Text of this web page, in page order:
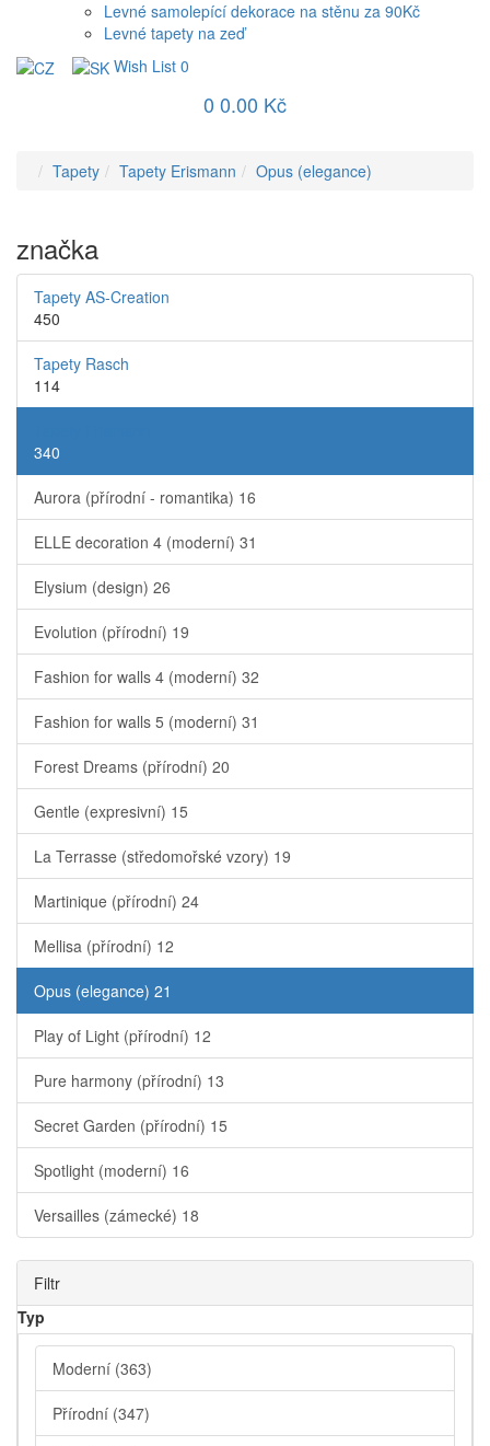
Levné samolepící dekorace na stěnu za 90Kč
Levné tapety na zeď
Wish List 0
0 0.00 Kč
Tapety Tapety Erismann Opus (elegance)
značka
Tapety AS-Creation
450
Tapety Rasch
114
340
Aurora (přírodní - romantika) 16
ELLE decoration 4 (moderní) 31
Elysium (design) 26
Evolution (přírodní) 19
Fashion for walls 4 (moderní) 32
Fashion for walls 5 (moderní) 31
Forest Dreams (přírodní) 20
Gentle (expresivní) 15
La Terrasse (středomořské vzory) 19
Martinique (přírodní) 24
Mellisa (přírodní) 12
Opus (elegance) 21
Play of Light (přírodní) 12
Pure harmony (přírodní) 13
Secret Garden (přírodní) 15
Spotlight (moderní) 16
Versailles (zámecké) 18
Filtr
Typ
Moderní (363)
Přírodní (347)